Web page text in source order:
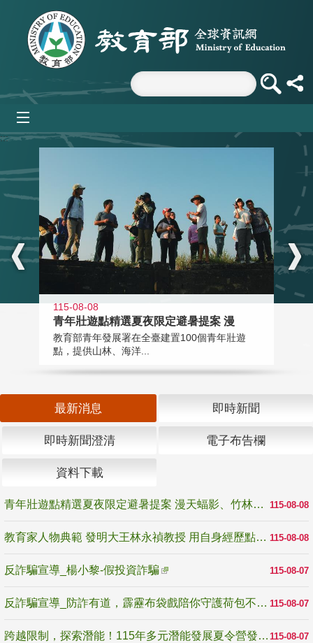
跳到主要內容區塊
:::
115-08-08
青年壯遊點精選夏夜限定避暑提案 漫
教育部青年發展署在全臺建置100個青年壯遊
點，提供山林、海洋...
最新消息 即時新聞
即時新聞澄清 電子布告欄
資料下載
115-08-08
青年壯遊點精選夏夜限定避暑提案 漫天蝠影、竹林尋蛙、茶香夜觀 邀青年暮色出發
115-08-08
教育家人物典範 發明大王林永禎教授 用自身經歷點亮學生的路
115-08-07
反詐騙宣導_楊小黎-假投資詐騙
115-08-07
反詐騙宣導_防詐有道，霹靂布袋戲陪你守護荷包不受騙
115-08-07
跨越限制，探索潛能！115年多元潛能發展夏令營發掘生命無限可能